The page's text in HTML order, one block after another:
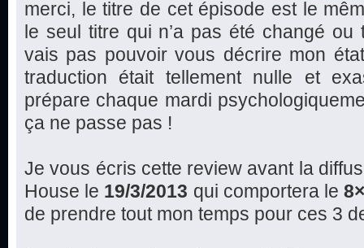
merci, le titre de cet épisode est le
le seul titre qui n’a pas été changé
vais pas pouvoir vous décrire mon
traduction était tellement nulle et
prépare chaque mardi
ça ne passe pas !
Je vous écris cette review avant la
House le 19/3/2013 qui comportera le
de prendre tout mon temps pour ces 3